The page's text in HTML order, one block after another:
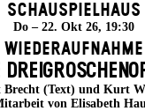
Schauspielhaus
Do – 22. Okt 26, 19:30
Wiederaufnahme
Brecht (Text) und Kurt
von Elisabeth